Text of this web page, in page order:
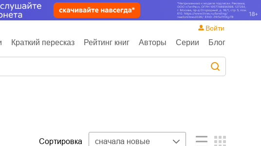
Краткий пересказ Рейтинг книг Авторы Серии Блог
Войти
Сортировка сначала новые